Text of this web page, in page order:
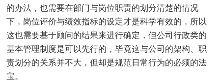
的办法，也需要在部门与岗位职责的划分清楚的情况
下，岗位评价与绩效指标的设定才是科学有效的，所以
这也需要基于顾问的结果来进行确定，但公司行政类的
基本管理制度是可以先行的，毕竟这与公司的架构、职
责划分的关系并不大，但却是规范日常行为的必须的法
宝。